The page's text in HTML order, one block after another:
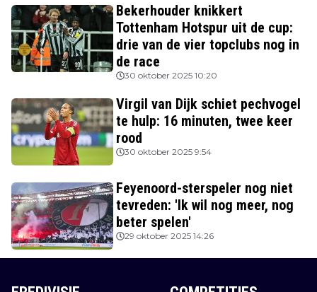
Bekerhouder knikkert
Tottenham Hotspur uit de cup:
drie van de vier topclubs nog in
de race
30 oktober 2025 10:20
Virgil van Dijk schiet pechvogel
te hulp: 16 minuten, twee keer
rood
30 oktober 2025 9:54
Feyenoord-sterspeler nog niet
tevreden: 'Ik wil nog meer, nog
beter spelen'
29 oktober 2025 14:26